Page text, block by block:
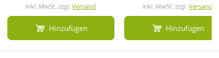
inkl. MwSt. zzgl.Versand
Hinzufügen
inkl. MwSt. zzgl.Versand
Hinzufügen